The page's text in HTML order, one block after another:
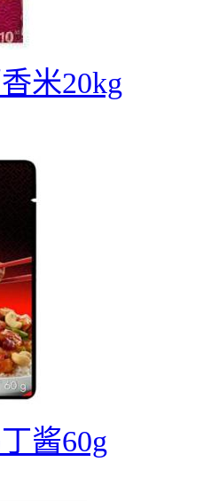
米20kg
酱60g